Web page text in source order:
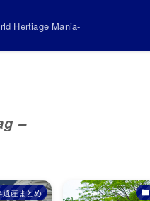
Hertiage Mania-
–
遺産まとめ